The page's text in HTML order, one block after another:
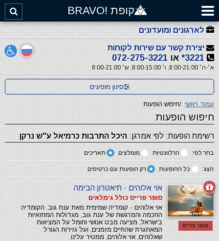
קופת !BRAVO
לארגונים ומועדונים
יצירת קשר עם שירות לקוחות
3221* או 072-275-3221
א׳-ה׳ 8:00-21:00, ו׳ 8:00-15:00, ש׳ 8:00-21:00
סינון מופעים
עמוד ראשי /חיפוש הופעות
חיפוש הופעות
רשימת הופעות: לפי אמרגן: היכל התרבות כרמיאל ע''ש נרקן
בחר לפי: הרלוונטיות מומלצים תאריכים
הצג: כל ההופעות רק הופעות עם כרטיסים
סופר פרייס
אוי אלוהים - תיאטרון הבימה
סופר פרייס כולל גימלאים
אוי אלוהים - קומדיה שמימית מאת ענת גוב. הקומדיה
החכמה והמרגשת של ענת גוב, מגדולות המחזאיות
בישראל, מציעה מבט אנושי וחומל על המציאות
המאתגרת שהחיים מזמנים, ועל גזירות הגורל
שאלוהים, אוי אלוהים, ממטיר עלינו.